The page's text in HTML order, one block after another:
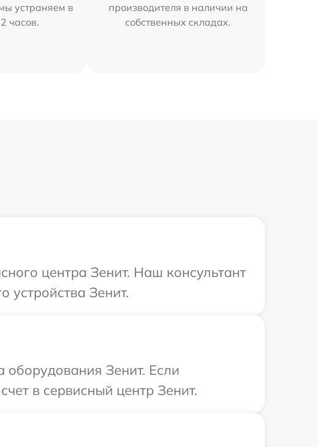
устраняем в
часов.
производителя в наличии на
собственных складах.
центра Зенит. Наш консультант
устройства Зенит.
оборудования Зенит. Если
в сервисный центр Зенит.